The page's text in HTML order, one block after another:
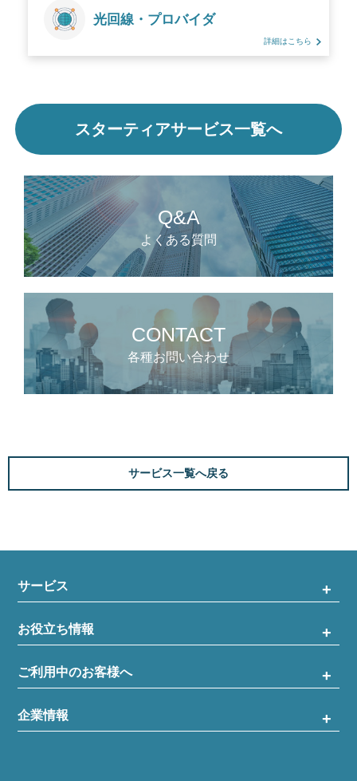
光回線・プロバイダ
詳細はこちら
スターティアサービス一覧へ
Q&A
よくある質問
CONTACT
各種お問い合わせ
サービス一覧へ戻る
サービス
お役立ち情報
ご利用中のお客様へ
企業情報